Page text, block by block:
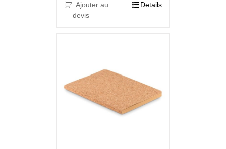
Ajouter au
devis
Details